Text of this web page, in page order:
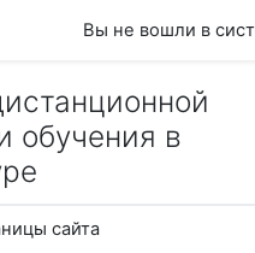
Вы не вошли в
обучения в
сайта